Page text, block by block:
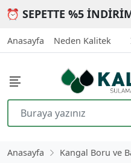
⏰ SEPETTE %5
Anasayfa Neden Kalitek
Anasayfa
Kangal Boru ve